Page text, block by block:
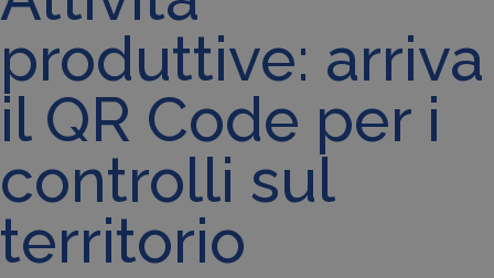
produttive: arriva
il QR Code per i
controlli sul
territorio